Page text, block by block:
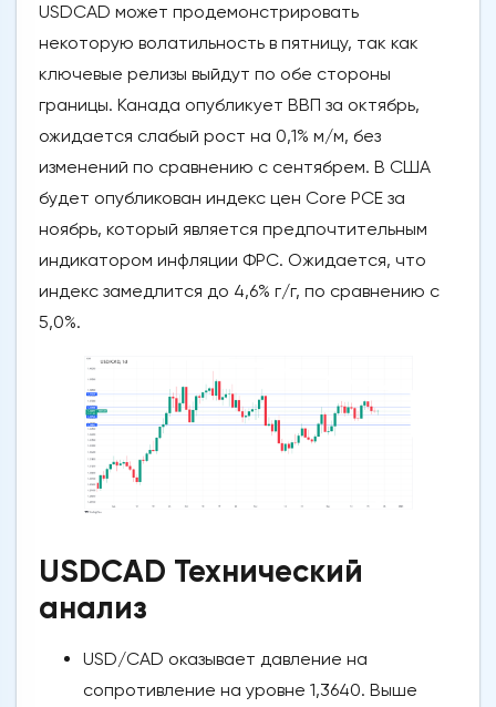
USDCAD может продемонстрировать
некоторую волатильность в пятницу, так как
ключевые релизы выйдут по обе стороны
границы. Канада опубликует ВВП за октябрь,
ожидается слабый рост на 0,1% м/м, без
изменений по сравнению с сентябрем. В США
будет опубликован индекс цен Core PCE за
ноябрь, который является предпочтительным
индикатором инфляции ФРС. Ожидается, что
индекс замедлится до 4,6% г/г, по сравнению с
5,0%.
USDCAD Технический
анализ
USD/CAD оказывает давление на
сопротивление на уровне 1,3640. Выше